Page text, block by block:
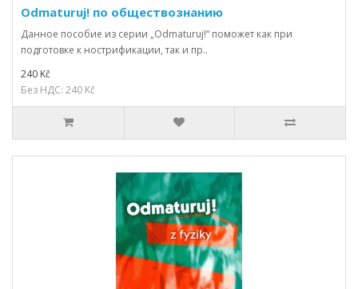
Odmaturuj! по обществознанию
Данное пособие из серии „Odmaturuj!“ поможет как при
подготовке к нострификации, так и пр..
240 Kč
Без НДС: 240 Kč